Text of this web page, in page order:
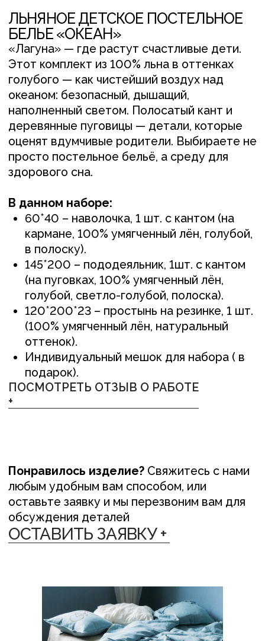
В данном наборе:
60*40 – наволочка, 1 шт. с кантом (на
кармане, 100% умягченный лён, голубой,
в полоску).
145*200 – пододеяльник, 1шт. с кантом
(на пуговках, 100% умягченный лён,
голубой, светло-голубой, полоска).
120*200*23 – простынь на резинке, 1 шт.
(100% умягченный лён, натуральный
оттенок).
Индивидуальный мешок для набора ( в
подарок).
ПОСМОТРЕТЬ ОТЗЫВ О РАБОТЕ
Понравилось изделие?Свяжитесь с нами
любым удобным вам способом, или
оставьте заявку и мы перезвоним вам для
обсуждения деталей
ОСТАВИТЬ ЗАЯВКУ +
ЛЁН ЛЮБІЦЬ ЦЯБЕ — ТО ЎЗАЕМНА ЛЁН